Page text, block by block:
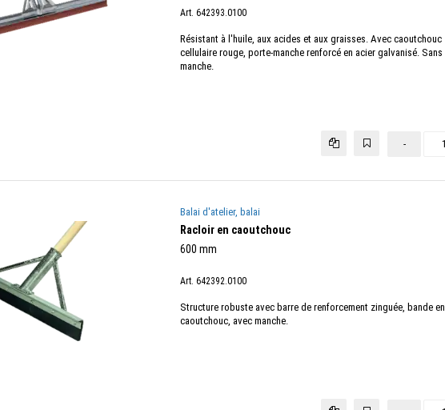
Art. 642393.0100
Résistant à l'huile, aux acides et aux graisses. Avec caoutchouc
cellulaire rouge, porte-manche renforcé en acier galvanisé. Sans
manche.
-
Balai d'atelier, balai
Racloir en caoutchouc
600 mm
Art. 642392.0100
Structure robuste avec barre de renforcement zinguée, bande en
caoutchouc, avec manche.